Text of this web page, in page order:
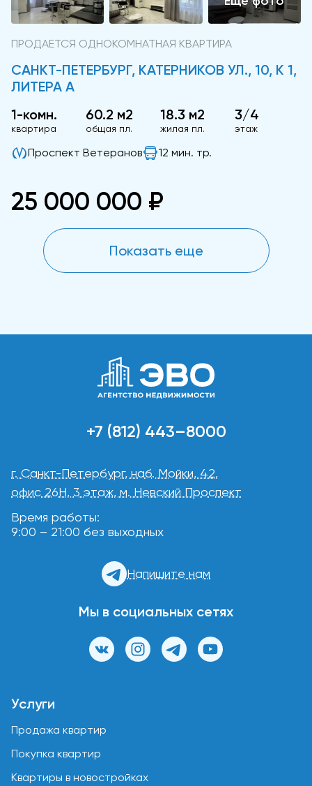
ПРОДАЕТСЯ ОДНОКОМНАТНАЯ КВАРТИРА
САНКТ-ПЕТЕРБУРГ, КАТЕРНИКОВ УЛ., 10, К 1,
ЛИТЕРА А
1-комн.
квартира
60.2 м2
общая пл.
18.3 м2
жилая пл.
3/4
этаж
Проспект Ветеранов 12 мин. тр.
25 000 000 ₽
Показать еще
+7 (812) 443–8000
г. Санкт-Петербург, наб. Мойки, 42,
офис 26Н, 3 этаж, м. Невский Проспект
Время работы:
9:00 – 21:00 без выходных
Напишите нам
Мы в социальных сетях
Услуги
Продажа квартир
Покупка квартир
Квартиры в новостройках